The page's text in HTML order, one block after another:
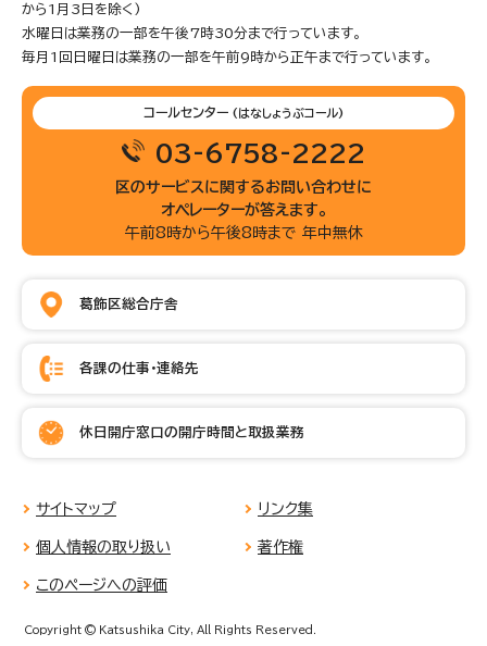
から1月3日を除く)
水曜日は業務の一部を午後7時30分まで行っています。
毎月1回日曜日は業務の一部を午前9時から正午まで行っています。
コールセンター (はなしょうぶコール)
03-6758-2222
区のサービスに関するお問い合わせに
オペレーターが答えます。
午前8時から午後8時まで 年中無休
葛飾区総合庁舎
各課の仕事・連絡先
休日開庁窓口の開庁時間と取扱業務
サイトマップ リンク集
個人情報の取り扱い 著作権
このページへの評価
Copyright © Katsushika City, All Rights Reserved.